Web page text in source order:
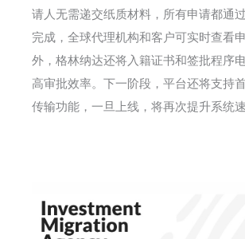
请人无需递交纸质材料，所有申请都通
完成，全球代理机构和客户可实时查看
外，格林纳达还将入籍证书和签批程序
高审批效率。下一阶段，平台还将支持
传输功能，一旦上线，将再次提升系统